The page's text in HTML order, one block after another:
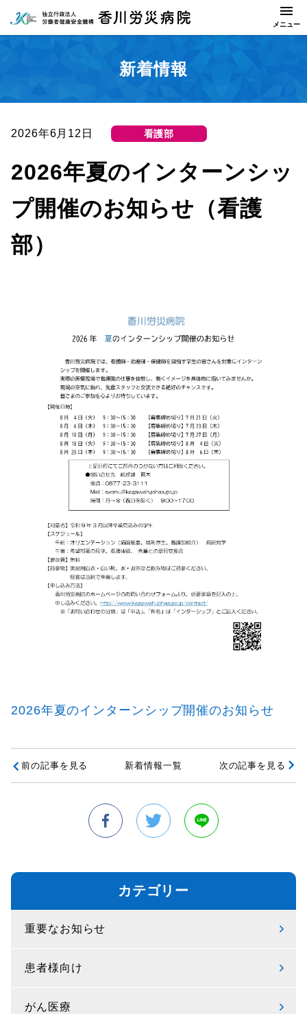
新着情報
2026年6月12日 看護部
2026年夏のインターンシッ
プ開催のお知らせ（看護
部）
2026年夏のインターンシップ開催のお知らせ
前の記事を見る 新着情報一覧 次の記事を見る
カテゴリー
重要なお知らせ
患者様向け
がん医療